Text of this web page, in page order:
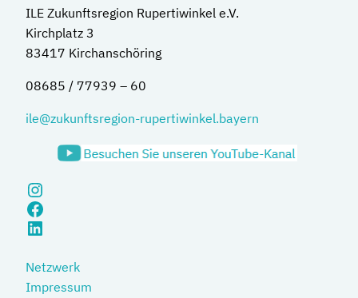
ILE Zukunftsregion Rupertiwinkel e.V.
Kirchplatz 3
83417 Kirchanschöring
08685 / 77939 – 60
ile@zukunftsregion-rupertiwinkel.bayern
Instagram
Facebook
LinkedIn
Netzwerk
Impressum